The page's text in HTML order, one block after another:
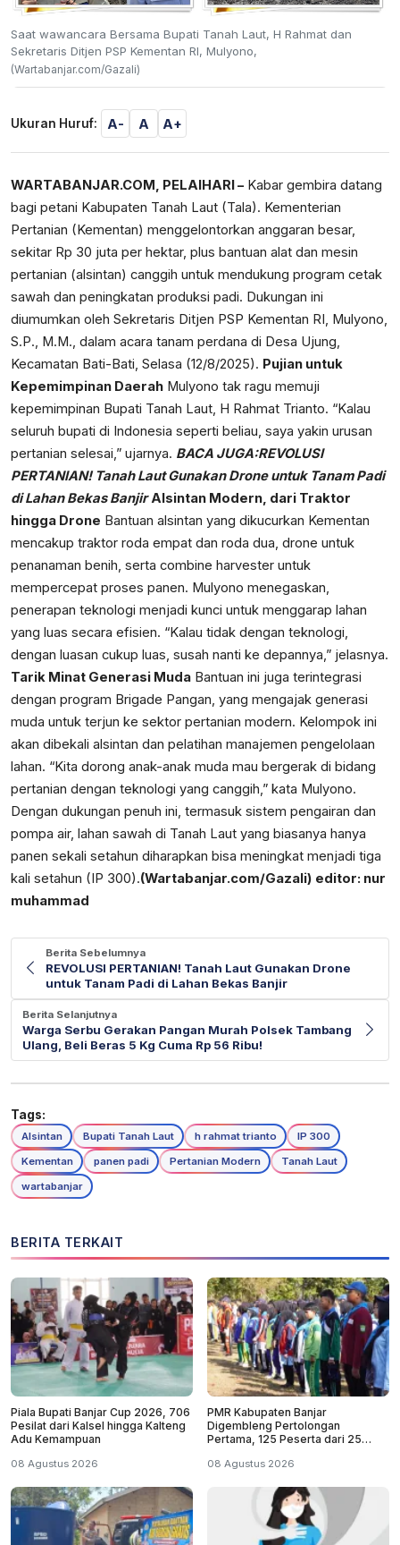
Saat wawancara Bersama Bupati Tanah Laut, H Rahmat dan
Sekretaris Ditjen PSP Kementan RI, Mulyono,
(Wartabanjar.com/Gazali)
Ukuran Huruf: A- A A+
WARTABANJAR.COM, PELAIHARI – Kabar gembira datang
bagi petani Kabupaten Tanah Laut (Tala). Kementerian
Pertanian (Kementan) menggelontorkan anggaran besar,
sekitar Rp 30 juta per hektar, plus bantuan alat dan mesin
pertanian (alsintan) canggih untuk mendukung program cetak
sawah dan peningkatan produksi padi. Dukungan ini
diumumkan oleh Sekretaris Ditjen PSP Kementan RI, Mulyono,
S.P., M.M., dalam acara tanam perdana di Desa Ujung,
Kecamatan Bati-Bati, Selasa (12/8/2025). Pujian untuk
Kepemimpinan Daerah Mulyono tak ragu memuji
kepemimpinan Bupati Tanah Laut, H Rahmat Trianto. “Kalau
seluruh bupati di Indonesia seperti beliau, saya yakin urusan
pertanian selesai,” ujarnya. BACA JUGA:REVOLUSI
PERTANIAN! Tanah Laut Gunakan Drone untuk Tanam Padi
di Lahan Bekas Banjir Alsintan Modern, dari Traktor
hingga Drone Bantuan alsintan yang dikucurkan Kementan
mencakup traktor roda empat dan roda dua, drone untuk
penanaman benih, serta combine harvester untuk
mempercepat proses panen. Mulyono menegaskan,
penerapan teknologi menjadi kunci untuk menggarap lahan
yang luas secara efisien. “Kalau tidak dengan teknologi,
dengan luasan cukup luas, susah nanti ke depannya,” jelasnya.
Tarik Minat Generasi Muda Bantuan ini juga terintegrasi
dengan program Brigade Pangan, yang mengajak generasi
muda untuk terjun ke sektor pertanian modern. Kelompok ini
akan dibekali alsintan dan pelatihan manajemen pengelolaan
lahan. “Kita dorong anak-anak muda mau bergerak di bidang
pertanian dengan teknologi yang canggih,” kata Mulyono.
Dengan dukungan penuh ini, termasuk sistem pengairan dan
pompa air, lahan sawah di Tanah Laut yang biasanya hanya
panen sekali setahun diharapkan bisa meningkat menjadi tiga
kali setahun (IP 300).(Wartabanjar.com/Gazali) editor: nur
muhammad
Berita Sebelumnya
REVOLUSI PERTANIAN! Tanah Laut Gunakan Drone
untuk Tanam Padi di Lahan Bekas Banjir
Berita Selanjutnya
Warga Serbu Gerakan Pangan Murah Polsek Tambang
Ulang, Beli Beras 5 Kg Cuma Rp 56 Ribu!
Tags:
Alsintan Bupati Tanah Laut h rahmat trianto
IP 300
Kementan
panen padi Pertanian Modern
Tanah Laut
wartabanjar
BERITA TERKAIT
Piala Bupati Banjar Cup 2026, 706
Pesilat dari Kalsel hingga Kalteng
Adu Kemampuan
08 Agustus 2026
PMR Kabupaten Banjar
Digembleng Pertolongan
Pertama, 125 Peserta dari 25
08 Agustus 2026